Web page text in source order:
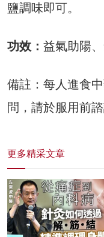
鹽調味即可。
功效： 益氣助陽、
備註：每人進食
問，請於服用前諮
更多精采文章